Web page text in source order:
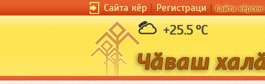
Сайта кӗр|Регистраци|Сайта
+25.5 °C